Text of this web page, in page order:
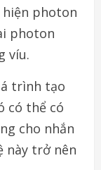
photon
photon
víu.
trình tạo
có thể có
cho nhắn
này trở nên